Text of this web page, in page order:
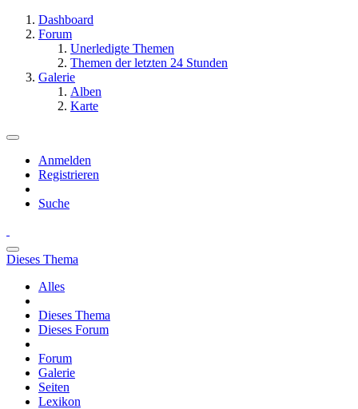
Dashboard
Forum
Unerledigte Themen
Themen der letzten 24 Stunden
Galerie
Alben
Karte
Anmelden
Registrieren
Suche
Dieses Thema
Alles
Dieses Thema
Dieses Forum
Forum
Galerie
Seiten
Lexikon